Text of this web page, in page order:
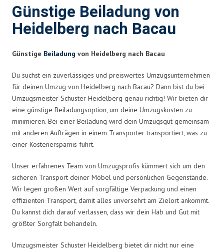
Günstige Beiladung von
Heidelberg nach Bacau
Günstige Beiladung von Heidelberg nach Bacau
Du suchst ein zuverlässiges und preiswertes Umzugsunternehmen
für deinen Umzug von Heidelberg nach Bacau? Dann bist du bei
Umzugsmeister Schuster Heidelberg genau richtig! Wir bieten dir
eine günstige Beiladungsoption, um deine Umzugskosten zu
minimieren. Bei einer Beiladung wird dein Umzugsgut gemeinsam
mit anderen Aufträgen in einem Transporter transportiert, was zu
einer Kostenersparnis führt.
Unser erfahrenes Team von Umzugsprofis kümmert sich um den
sicheren Transport deiner Möbel und persönlichen Gegenstände.
Wir legen großen Wert auf sorgfältige Verpackung und einen
effizienten Transport, damit alles unversehrt am Zielort ankommt.
Du kannst dich darauf verlassen, dass wir dein Hab und Gut mit
größter Sorgfalt behandeln.
Umzugsmeister Schuster Heidelberg bietet dir nicht nur eine